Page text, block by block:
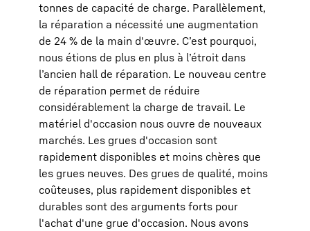
tonnes de capacité de charge. Parallèlement,
la réparation a nécessité une augmentation
de 24 % de la main d'œuvre. C’est pourquoi,
nous étions de plus en plus à l’étroit dans
l’ancien hall de réparation. Le nouveau centre
de réparation permet de réduire
considérablement la charge de travail. Le
matériel d'occasion nous ouvre de nouveaux
marchés. Les grues d'occasion sont
rapidement disponibles et moins chères que
les grues neuves. Des grues de qualité, moins
coûteuses, plus rapidement disponibles et
durables sont des arguments forts pour
l'achat d'une grue d'occasion. Nous avons